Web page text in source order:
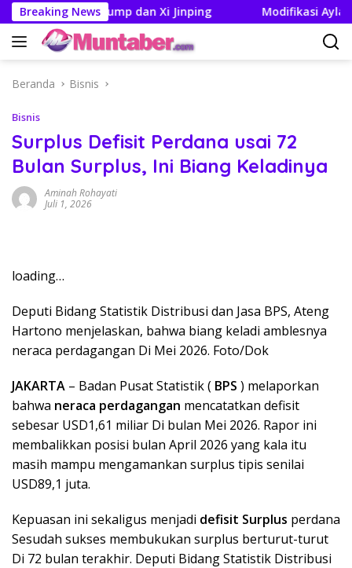
Langsung
ke
konten
Breaking NewsTrump dan Xi Jinping Modifikasi Ayla
Beranda Bisnis
Bisnis
Surplus Defisit Perdana usai 72
Bulan Surplus, Ini Biang Keladinya
Aminah Rohayati
Juli 1, 2026
loading…
Deputi Bidang Statistik Distribusi dan Jasa BPS, Ateng
Hartono menjelaskan, bahwa biang keladi amblesnya
neraca perdagangan Di Mei 2026. Foto/Dok
JAKARTA – Badan Pusat Statistik ( BPS ) melaporkan
bahwa neraca perdagangan mencatatkan defisit
sebesar USD1,61 miliar Di bulan Mei 2026. Rapor ini
membalikkan posisi bulan April 2026 yang kala itu
masih mampu mengamankan surplus tipis senilai
USD89,1 juta.
Kepuasan ini sekaligus menjadi defisit Surplus perdana
Sesudah sukses membukukan surplus berturut-turut
Di 72 bulan terakhir. Deputi Bidang Statistik Distribusi